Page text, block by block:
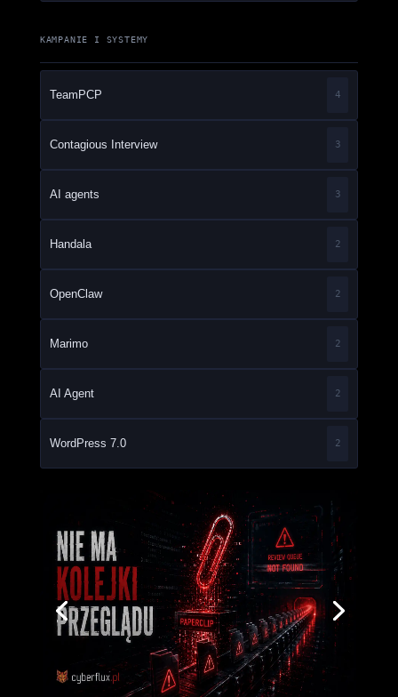
KAMPANIE I SYSTEMY
TeamPCP 4
Contagious Interview 3
AI agents 3
Handala 2
OpenClaw 2
Marimo 2
AI Agent 2
WordPress 7.0 2